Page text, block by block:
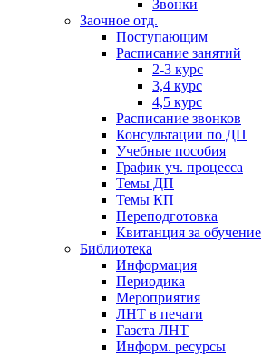
Звонки
Заочное отд.
Поступающим
Расписание занятий
2-3 курс
3,4 курс
4,5 курс
Расписание звонков
Консультации по ДП
Учебные пособия
График уч. процесса
Темы ДП
Темы КП
Переподготовка
Квитанция за обучение
Библиотека
Информация
Периодика
Мероприятия
ЛНТ в печати
Газета ЛНТ
Информ. ресурсы